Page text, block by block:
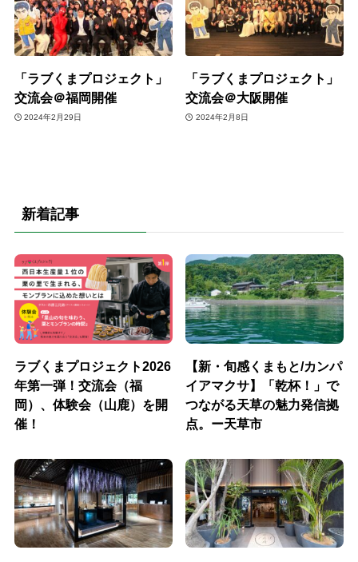
「ラブくまプロジェクト」
交流会＠福岡開催
2024年2月29日
「ラブくまプロジェクト」
交流会＠大阪開催
2024年2月8日
新着記事
ラブくまプロジェクト2026
年第一弾！交流会（福
岡）、体験会（山鹿）を開
催！
【新・旬感くまもと/カンパ
イアマクサ】「乾杯！」で
つながる天草の魅力発信拠
点。ー天草市